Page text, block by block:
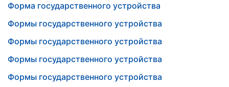
Форма государственного устройства
Формы государственного устройства
Формы государственного устройства
Формы государственного устройства
Формы государственного устройства